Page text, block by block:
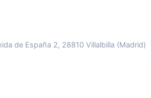
de España 2, 28810 Villalbilla (Madrid)